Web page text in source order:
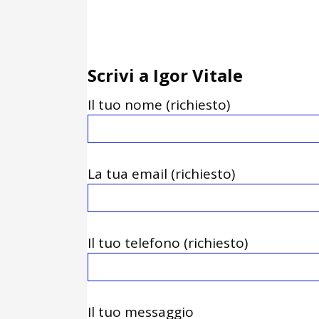
Scrivi a Igor Vitale
Il tuo nome (richiesto)
La tua email (richiesto)
Il tuo telefono (richiesto)
Il tuo messaggio